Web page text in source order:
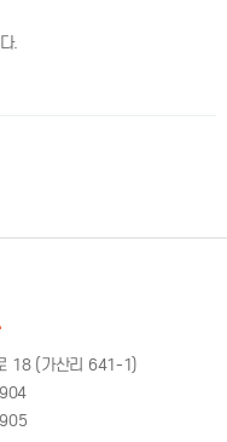
.
18 (가산리 641-1)